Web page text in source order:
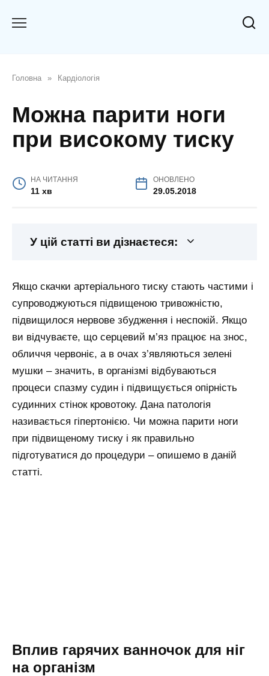
Головна » Кардіологія
Можна парити ноги
при високому тиску
НА ЧИТАННЯ
11 хв
ОНОВЛЕНО
29.05.2018
У цій статті ви дізнаєтеся:
Якщо скачки артеріального тиску стають частими і
супроводжуються підвищеною тривожністю,
підвищилося нервове збудження і неспокій. Якщо
ви відчуваєте, що серцевий м’яз працює на знос,
обличчя червоніє, а в очах з’являються зелені
мушки – значить, в організмі відбуваються
процеси спазму судин і підвищується опірність
судинних стінок кровотоку. Дана патологія
називається гіпертонією. Чи можна парити ноги
при підвищеному тиску і як правильно
підготуватися до процедури – опишемо в даній
статті.
Вплив гарячих ванночок для ніг
на організм